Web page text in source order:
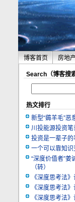
博客首页 房地
Search（博客搜索
热文排行
新型“薅羊毛”恶
川投能源投资笔
投资是一辈子的
一个可以靠知识
“深度价值者”姜
（转）
《深度思考法
《深度思考法
《深度思考法